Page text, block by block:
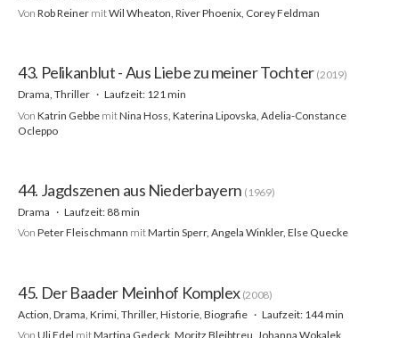
Von Rob Reiner mitWil Wheaton, River Phoenix, Corey Feldman
43. Pelikanblut - Aus Liebe zu meiner Tochter (2019)
Drama, Thriller
Laufzeit: 121 min
Von Katrin Gebbe mitNina Hoss, Katerina Lipovska, Adelia-Constance
Ocleppo
44. Jagdszenen aus Niederbayern (1969)
Drama
Laufzeit: 88 min
Von Peter Fleischmann mitMartin Sperr, Angela Winkler, Else Quecke
45. Der Baader Meinhof Komplex (2008)
Action, Drama, Krimi, Thriller, Historie, Biografie
Laufzeit: 144 min
Von Uli Edel mitMartina Gedeck, Moritz Bleibtreu, Johanna Wokalek